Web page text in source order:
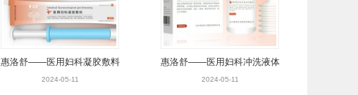
惠洛舒——医用妇科凝胶敷料
2024-05-11
惠洛舒——医用妇科冲洗液体
敷料
2024-05-11